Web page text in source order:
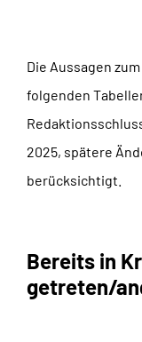
Die Aussagen
folgenden
2025, spätere
berücksichtigt.
Bereits in
getreten/